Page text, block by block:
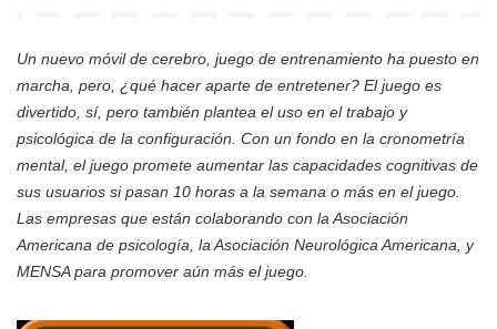
Un nuevo móvil de cerebro, juego de entrenamiento ha puesto en
marcha, pero, ¿qué hacer aparte de entretener? El juego es
divertido, sí, pero también plantea el uso en el trabajo y
psicológica de la configuración. Con un fondo en la cronometría
mental, el juego promete aumentar las capacidades cognitivas de
sus usuarios si pasan 10 horas a la semana o más en el juego.
Las empresas que están colaborando con la Asociación
Americana de psicología, la Asociación Neurológica Americana, y
MENSA para promover aún más el juego.